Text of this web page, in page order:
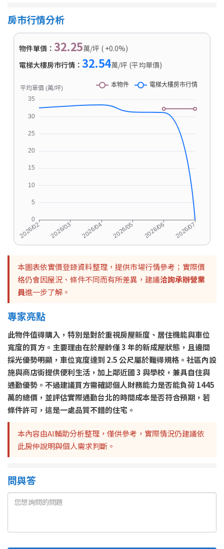
房市行情分析
物件單價： 32.25萬/坪 ( +0.0%)
電梯大樓房市行情： 32.54萬/坪 (平均單價)
本圖表依實價登錄資料整理，提供市場行情參考；實際價
格仍會因屋況、條件不同而有所差異，建議洽詢承辦營業
員進一步了解。
專家亮點
此物件值得購入，特別是對於重視房屋新度、居住機能與車位
寬度的買方。主要理由在於屋齡僅 3 年的新成屋狀態，且邊間
採光優勢明顯，車位寬度達到 2.5 公尺屬於難得規格。社區內設
施與商店街提供便利生活，加上鄰近國 3 與學校，兼具自住與
通勤優勢。不過建議買方需確認個人財務能力是否能負荷 1445
萬的總價，並評估實際通勤台北的時間成本是否符合預期，若
條件許可，這是一處品質不錯的住宅。
本內容由AI輔助分析整理，僅供參考，實際情況仍建議依
此房仲說明與個人需求判斷。
問與答